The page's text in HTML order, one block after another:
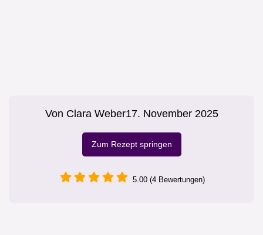
Von Clara Weber17. November 2025
Zum Rezept springen
5.00 (4 Bewertungen)